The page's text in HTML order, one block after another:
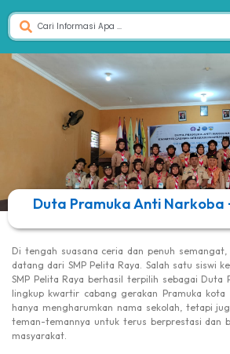
Duta Pramuka Anti Narkoba
Di tengah suasana ceria dan penuh
datang dari SMP Pelita Raya. Salah satu siswi
SMP Pelita Raya berhasil terpilih sebagai Duta
lingkup kwartir cabang gerakan Pramuka
hanya mengharumkan nama sekolah, tetapi
teman-temannya untuk terus berprestasi dan
masyarakat.